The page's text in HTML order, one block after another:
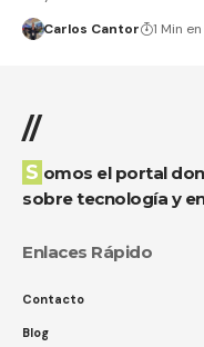
Carlos Cantor 1 Min
//
Somos el portal donde obtendrás las novedades
sobre tecnología y
Enlaces Rápido
Contacto
Blog